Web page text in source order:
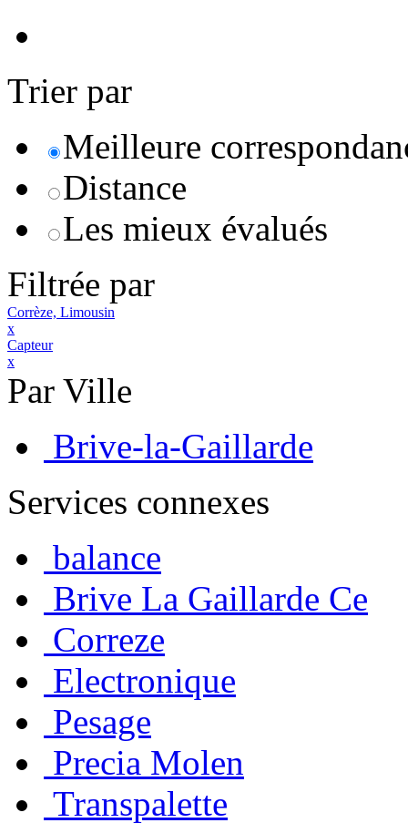
Trier par
Meilleure
Distance
Les mieux évalués
Filtrée par
Corrèze, Limousin
x
Capteur
x
Par Ville
Brive-la-Gaillarde
Services connexes
balance
Brive La Gaillarde Ce
Correze
Electronique
Pesage
Precia Molen
Transpalette